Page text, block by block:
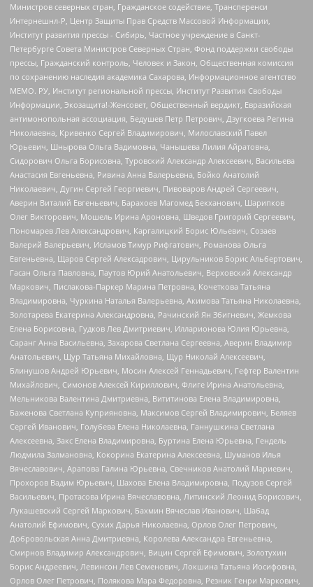
Министров северных стран, Гражданское содействие, Трансперенси
Интернешнл-Р, Центр Защиты Прав Средств Массовой Информации,
Институт развития прессы - Сибирь, Частное учреждение в Санкт-
Петербурге Совета Министров Северных Стран, Фонд поддержки свободы
прессы, Гражданский контроль, Человек и Закон, Общественная комиссия
по сохранению наследия академика Сахарова, Информационное агентство
МЕМО. РУ, Институт региональной прессы, Институт Развития Свободы
Информации, Экозащита!-Женсовет, Общественный вердикт, Евразийская
антимонопольная ассоциация, Бедушев Петр Петрович, Дзугкоева Регина
Николаевна, Кривенко Сергей Владимирович, Милославский Павел
Юрьевич, Шнырова Ольга Вадимовна, Чанышева Лилия Айратовна,
Сидорович Ольга Борисовна, Туровский Александр Алексеевич, Васильева
Анастасия Евгеньевна, Ривина Анна Валерьевна, Бойко Анатолий
Николаевич, Дугин Сергей Георгиевич, Пивоваров Андрей Сергеевич,
Аверин Виталий Евгеньевич, Барахоев Магомед Бекханович, Шарипков
Олег Викторович, Мошель Ирина Ароновна, Шведов Григорий Сергеевич,
Пономарев Лев Александрович, Каргалицкий Борис Юльевич, Созаев
Валерий Валерьевич, Исламов Тимур Рифгатович, Романова Ольга
Евгеньевна, Щаров Сергей Алексадрович, Цирульников Борис Альбертович,
Гасан Ольга Павловна, Паутов Юрий Анатольевич, Верховский Александр
Маркович, Пислакова-Паркер Марина Петровна, Кочеткова Татьяна
Владимировна, Чуркина Наталья Валерьевна, Акимова Татьяна Николаевна,
Золотарева Екатерина Александровна, Рачинский Ян Збигневич, Жемкова
Елена Борисовна, Гудков Лев Дмитриевич, Илларионова Юлия Юрьевна,
Саранг Анна Васильевна, Захарова Светлана Сергеевна, Аверин Владимир
Анатольевич, Щур Татьяна Михайловна, Щур Николай Алексеевич,
Блинушов Андрей Юрьевич, Мосин Алексей Геннадьевич, Гефтер Валентин
Михайлович, Симонов Алексей Кириллович, Флиге Ирина Анатольевна,
Мельникова Валентина Дмитриевна, Вититинова Елена Владимировна,
Баженова Светлана Куприяновна, Максимов Сергей Владимирович, Беляев
Сергей Иванович, Голубева Елена Николаевна, Ганнушкина Светлана
Алексеевна, Закс Елена Владимировна, Буртина Елена Юрьевна, Гендель
Людмила Залмановна, Кокорина Екатерина Алексеевна, Шуманов Илья
Вячеславович, Арапова Галина Юрьевна, Свечников Анатолий Мариевич,
Прохоров Вадим Юрьевич, Шахова Елена Владимировна, Подузов Сергей
Васильевич, Протасова Ирина Вячеславовна, Литинский Леонид Борисович,
Лукашевский Сергей Маркович, Бахмин Вячеслав Иванович, Шабад
Анатолий Ефимович, Сухих Дарья Николаевна, Орлов Олег Петрович,
Добровольская Анна Дмитриевна, Королева Александра Евгеньевна,
Смирнов Владимир Александрович, Вицин Сергей Ефимович, Золотухин
Борис Андреевич, Левинсон Лев Семенович, Локшина Татьяна Иосифовна,
Орлов Олег Петрович, Полякова Мара Федоровна, Резник Генри Маркович,